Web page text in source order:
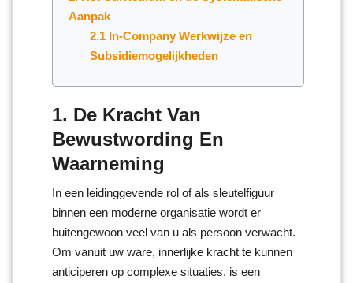
Aanpak
2.1 In-Company Werkwijze en
Subsidiemogelijkheden
1. De Kracht Van
Bewustwording En
Waarneming
In een leidinggevende rol of als sleutelfiguur
binnen een moderne organisatie wordt er
buitengewoon veel van u als persoon verwacht.
Om vanuit uw ware, innerlijke kracht te kunnen
anticiperen op complexe situaties, is een